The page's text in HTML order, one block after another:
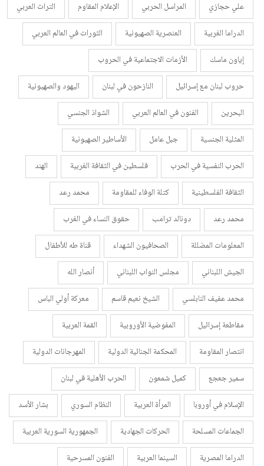
علي حجازي المراسل الحربي الإعلام المقاوم
التراث العربي
الدراما الغربية
العنصرية الصهيونية
الثورات في العالم العربي
إياون ماسك
الأزمات الاجتماعية في الحروب
حروب لبنان مع إسرائيل
النازحون في لبنان
اليهود والصهيونية
البحرين
الفنون في العالم العربي
الشواذ الجنسي
المثلية الجنسية
جبل عامل
الأساطير الصهيونية
الحرب النفسية في الحرب
فلسطين في الثقافة الغربية
الهند
الثقافة الفلسطينية
كتلة الوفاء للمقاومة
محمد رعد
محمد رعد
دونالد ترامب
حقوق النساء في الغرب
المعلومات المضللة
الصحافيون الشهداء
قناة طه للأطفال
الجيش اللبناني
مجلس النواب اللبناني
أنصار الله
محمد عفيف النابلسي
الشيخ نعيم قاسم
معركة أولي الباس
مقاطعة إسرائيل
المفوضية الأوروبية
القمة العربية
انتصار المقاومة
المحكمة الجنائية الدولية
المهرجانات الدولية
سمير جعجع
كميل شمعون
الحرب الأهلية في لبنان
الإسلام في أوروبا
المرأة العربية النظام السوري
بشار الأسد
الجماعات المسلحة
الحركات الجهادية
الجمهورية السورية العربية
الدراما المصرية
السينما العربية
الفنون المسرحية